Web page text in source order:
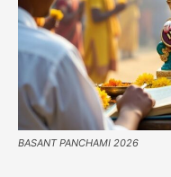
BASANT PANCHAMI 2026